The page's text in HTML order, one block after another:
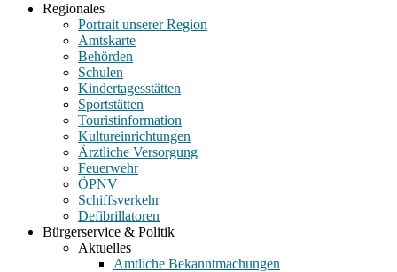
Regionales
Portrait unserer Region
Amtskarte
Behörden
Schulen
Kindertagesstätten
Sportstätten
Touristinformation
Kultureinrichtungen
Ärztliche Versorgung
Feuerwehr
ÖPNV
Schiffsverkehr
Defibrillatoren
Bürgerservice & Politik
Aktuelles
Amtliche Bekanntmachungen